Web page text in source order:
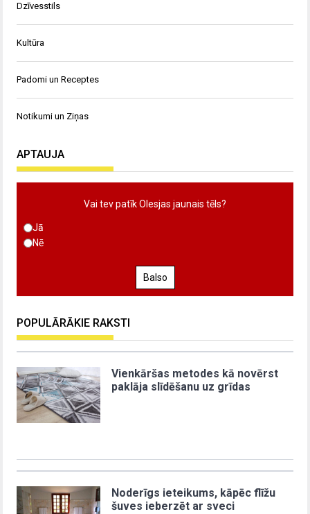
Dzīvesstils
Kultūra
Padomi un Receptes
Notikumi un Ziņas
APTAUJA
Vai tev patīk Olesjas jaunais tēls?
Jā
Nē
Balso
POPULĀRĀKIE RAKSTI
Vienkāršas metodes kā novērst
paklāja slīdēšanu uz grīdas
Noderīgs ieteikums, kāpēc flīžu
šuves ieberzēt ar sveci